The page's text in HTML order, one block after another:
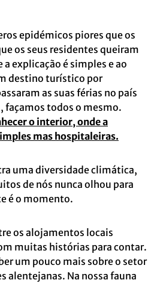
epidémicos piores que os
os seus residentes queiram
explicação é simples e ao
destino turístico por
as suas férias no país
façamos todos o mesmo.
o interior, onde a
mas hospitaleiras.
uma diversidade climática,
de nós nunca olhou para
é o momento.
os alojamentos locais
muitas histórias para contar.
um pouco mais sobre o setor
alentejanas. Na nossa fauna